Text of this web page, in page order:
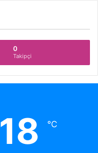
0
Takipçi
18 ℃